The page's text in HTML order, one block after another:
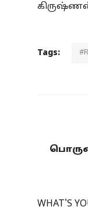
கிருஷ்ணன்
Tags:
WHAT'S